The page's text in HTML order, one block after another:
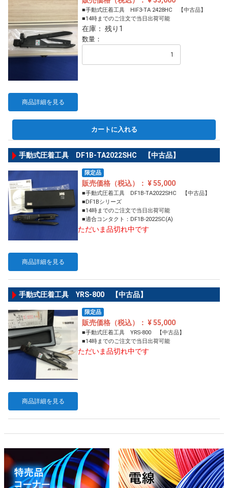
商品詳細を見る
■手動式圧着工具 HIF3-TA 2428HC 【中古品】
■14時までのご注文で当日出荷可能
在庫： 残り1
数量：
カートに入れる
手動式圧着工具 DF1B-TA2022SHC 【中古品】
商品詳細を見る
限定品
販売価格（税込）： ¥ 55,000
■手動式圧着工具 DF1B-TA2022SHC 【中古品】
■DF1Bシリーズ
■14時までのご注文で当日出荷可能
■適合コンタクト：DF1B-2022SC(A)
ただいま品切れ中です
手動式圧着工具 YRS-800 【中古品】
商品詳細を見る
限定品
販売価格（税込）： ¥ 55,000
■手動式圧着工具 YRS-800 【中古品】
■14時までのご注文で当日出荷可能
ただいま品切れ中です